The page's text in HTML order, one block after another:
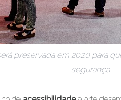
preservada em 2020 para
segurança